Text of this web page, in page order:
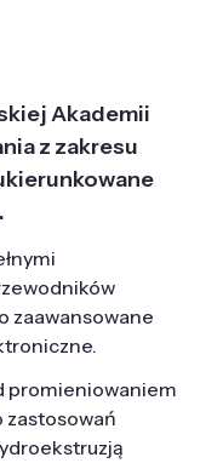
Akademii
z zakresu
zaawansowane
promieniowaniem
zastosowań